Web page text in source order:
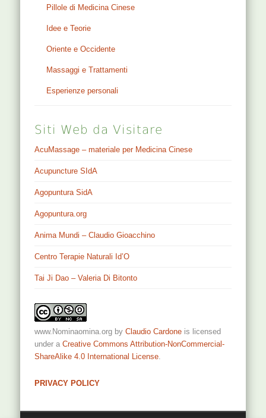
Pillole di Medicina Cinese
Idee e Teorie
Oriente e Occidente
Massaggi e Trattamenti
Esperienze personali
Siti Web da Visitare
AcuMassage – materiale per Medicina Cinese
Acupuncture SIdA
Agopuntura SidA
Agopuntura.org
Anima Mundi – Claudio Gioacchino
Centro Terapie Naturali Id’O
Tai Ji Dao – Valeria Di Bitonto
www.Nominaomina.org byClaudio Cardone is licensed
under aCreative Commons Attribution-NonCommercial-
ShareAlike 4.0 International License
PRIVACY POLICY